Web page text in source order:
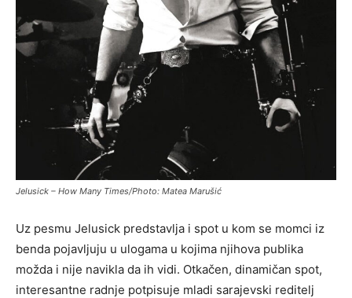
Jelusick – How Many Times/Photo: Matea Marušić
Uz pesmu Jelusick predstavlja i spot u kom se momci iz
benda pojavljuju u ulogama u kojima njihova publika
možda i nije navikla da ih vidi. Otkačen, dinamičan spot,
interesantne radnje potpisuje mladi sarajevski reditelj